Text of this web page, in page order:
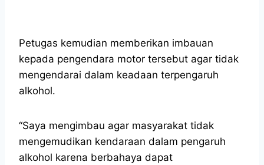
Petugas kemudian memberikan imbauan
kepada pengendara motor tersebut agar tidak
mengendarai dalam keadaan terpengaruh
alkohol.
“Saya mengimbau agar masyarakat tidak
mengemudikan kendaraan dalam pengaruh
alkohol karena berbahaya dapat